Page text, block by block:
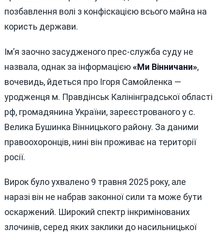
позбавлення волі з конфіскацією всього майна на
користь держави.
Ім’я заочно засудженого прес-служба суду не
назвала, однак за інформацією«Ми Вінничани»,
вочевидь, йдеться про Ігоря Самойленка —
уродженця м. Правдінськ Калінінградської області
рф, громадянина України, зареєстрованого у с.
Велика Бушинка Вінницького району. За даними
правоохоронців, нині він проживає на території
росії.
Вирок було ухвалено 9 травня 2025 року, але
наразі він не набрав законної сили та може бути
оскаржений. Широкий спектр інкримінованих
злочинів, серед яких заклики до насильницької